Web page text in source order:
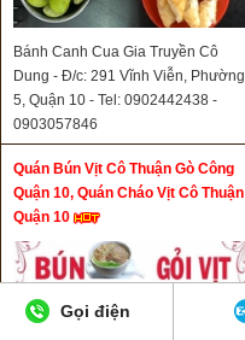
Bánh Canh Cua Gia Truyền Cô
Dung - Đ/c: 291 Vĩnh Viễn, Phường
5, Quận 10 - Tel: 0902442438 -
0903057846
Quán Bún Vịt Cô Thuận Gò Công
Quận 10, Quán Cháo Vịt Cô Thuận
Quận 10
Gọi điện